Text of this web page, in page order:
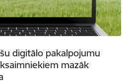
digitālo pakalpojumu
mazāk